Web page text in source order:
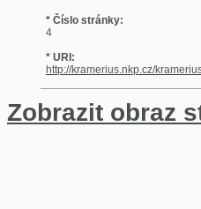
* URI:
Zobrazit obraz